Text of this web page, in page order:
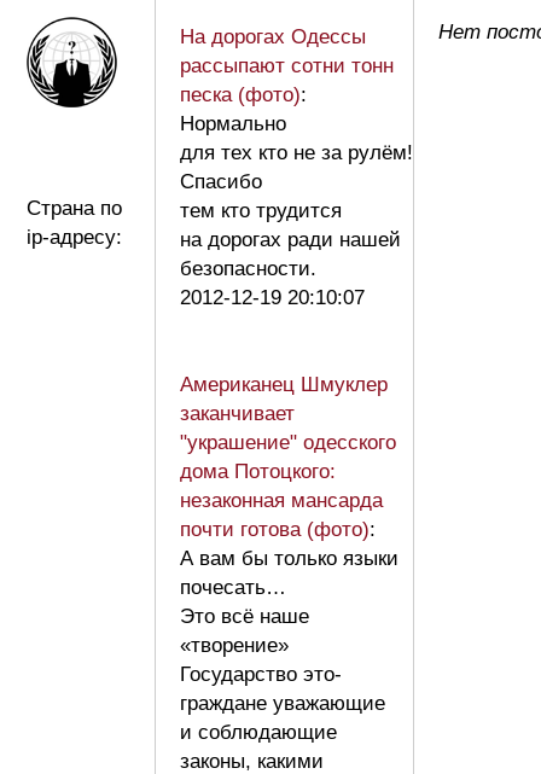
Страна по
ip-адресу:
На дорогах Одессы
рассыпают сотни тонн
песка (фото):
Нормально
для тех кто не за рулём!
Спасибо
тем кто трудится
на дорогах ради нашей
безопасности.
2012-12-19 20:10:07
Американец Шмуклер
заканчивает
"украшение" одесского
дома Потоцкого:
незаконная мансарда
почти готова (фото):
А вам бы только языки
почесать…
Это всё наше
«творение»
Государство это-
граждане уважающие
и соблюдающие
законы, какими
Нет